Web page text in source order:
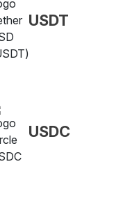
USDT
USDC